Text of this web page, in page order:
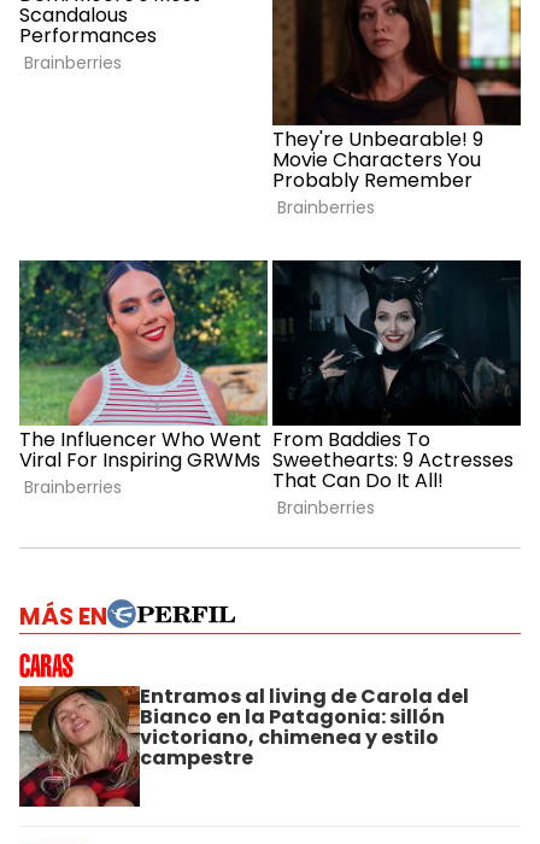
MÁS EN
Entramos al living de Carola del
Bianco en la Patagonia: sillón
victoriano, chimenea y estilo
campestre